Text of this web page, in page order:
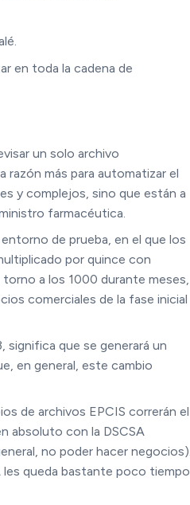
en toda la cadena de
un solo archivo
razón más para automatizar el
y complejos, sino que están a
farmacéutica.
de prueba, en el que los
por quince con
a los 1000 durante meses,
comerciales de la fase inicial
significa que se generará un
en general, este cambio
de archivos EPCIS correrán el
absoluto con la DSCSA
no poder hacer negocios).
les queda bastante poco tiempo